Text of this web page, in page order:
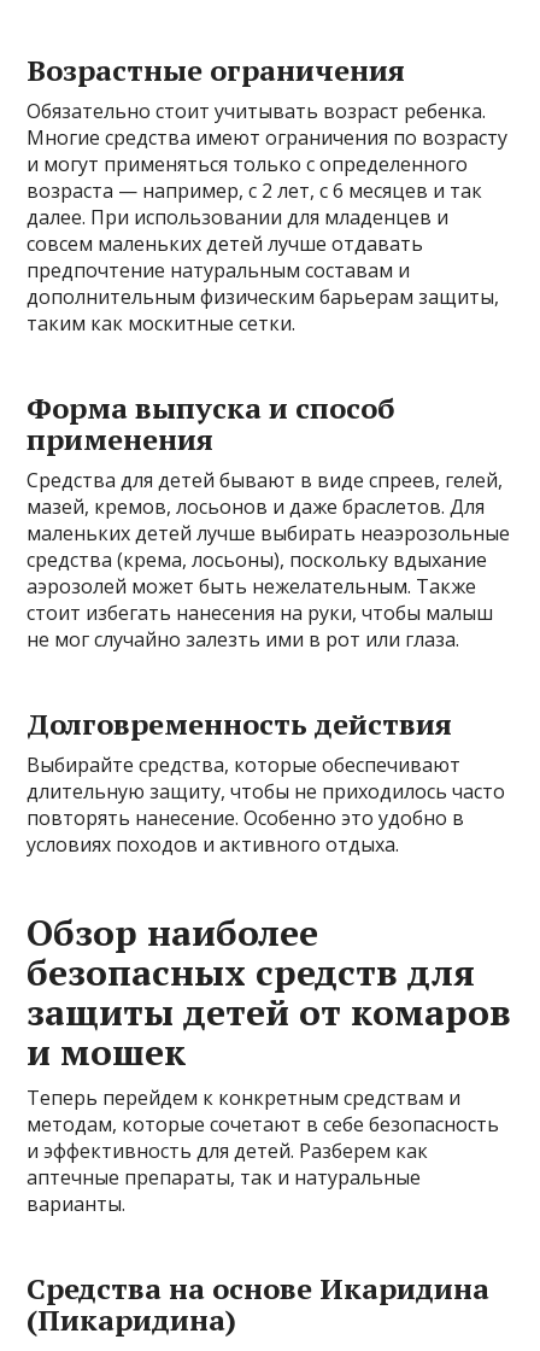
Возрастные ограничения
Обязательно стоит учитывать возраст ребенка.
Многие средства имеют ограничения по возрасту
и могут применяться только с определенного
возраста — например, с 2 лет, с 6 месяцев и так
далее. При использовании для младенцев и
совсем маленьких детей лучше отдавать
предпочтение натуральным составам и
дополнительным физическим барьерам защиты,
таким как москитные сетки.
Форма выпуска и способ
применения
Средства для детей бывают в виде спреев, гелей,
мазей, кремов, лосьонов и даже браслетов. Для
маленьких детей лучше выбирать неаэрозольные
средства (крема, лосьоны), поскольку вдыхание
аэрозолей может быть нежелательным. Также
стоит избегать нанесения на руки, чтобы малыш
не мог случайно залезть ими в рот или глаза.
Долговременность действия
Выбирайте средства, которые обеспечивают
длительную защиту, чтобы не приходилось часто
повторять нанесение. Особенно это удобно в
условиях походов и активного отдыха.
Обзор наиболее
безопасных средств для
защиты детей от комаров
и мошек
Теперь перейдем к конкретным средствам и
методам, которые сочетают в себе безопасность
и эффективность для детей. Разберем как
аптечные препараты, так и натуральные
варианты.
Средства на основе Икаридина
(Пикаридина)